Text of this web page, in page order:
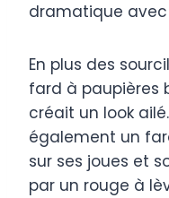
dramatique
En plus des
fard à paupières
créait un look ailé.
également un
sur ses joues et
par un rouge à